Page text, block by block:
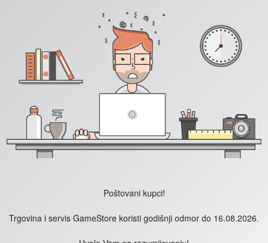
Poštovani kupci!
Trgovina i servis GameStore koristi godišnji odmor do 16.08.2026.